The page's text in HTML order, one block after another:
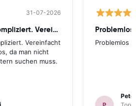
31-07-2026
Sehr gut und unkompliziert. Vereinfacht
Vereinfacht
da man nicht
suchen muss.
Problemlos
Problemlos